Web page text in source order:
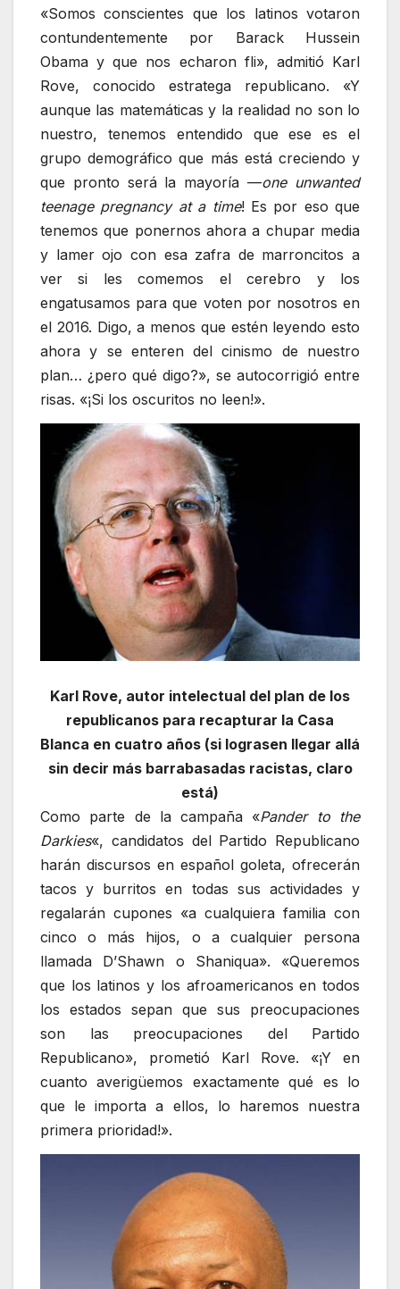
«Somos conscientes que los latinos votaron
contundentemente por Barack Hussein
Obama y que nos echaron fli», admitió Karl
Rove, conocido estratega republicano. «Y
aunque las matemáticas y la realidad no son lo
nuestro, tenemos entendido que ese es el
grupo demográfico que más está creciendo y
que pronto será la mayoría —one unwanted
teenage pregnancy at a time! Es por eso que
tenemos que ponernos ahora a chupar media
y lamer ojo con esa zafra de marroncitos a
ver si les comemos el cerebro y los
engatusamos para que voten por nosotros en
el 2016. Digo, a menos que estén leyendo esto
ahora y se enteren del cinismo de nuestro
plan… ¿pero qué digo?», se autocorrigió entre
risas. «¡Si los oscuritos no leen!».
Karl Rove, autor intelectual del plan de los
republicanos para recapturar la Casa
Blanca en cuatro años (si lograsen llegar allá
sin decir más barrabasadas racistas, claro
está)
Como parte de la campaña «Pander to the
Darkies«, candidatos del Partido Republicano
harán discursos en español goleta, ofrecerán
tacos y burritos en todas sus actividades y
regalarán cupones «a cualquiera familia con
cinco o más hijos, o a cualquier persona
llamada D’Shawn o Shaniqua». «Queremos
que los latinos y los afroamericanos en todos
los estados sepan que sus preocupaciones
son las preocupaciones del Partido
Republicano», prometió Karl Rove. «¡Y en
cuanto averigüemos exactamente qué es lo
que le importa a ellos, lo haremos nuestra
primera prioridad!».